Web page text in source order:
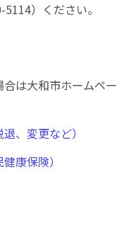
）ください。
は大和市ホームペー
、変更など）
康保険）